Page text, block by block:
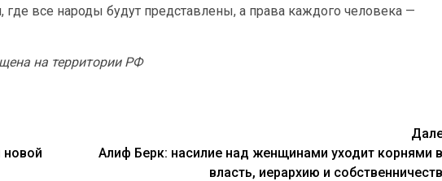
где все народы будут представлены, а права каждого человека —
на территории РФ
новой
Алиф Берк: насилие над женщинами уходит корнями
власть, иерархию и